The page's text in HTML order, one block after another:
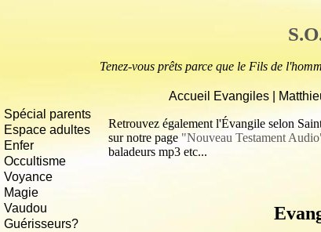
Tenez-vous prêts parce que le Fils de
Accueil Evangiles
Spécial parents
Espace adultes
Enfer
Occultisme
Voyance
Magie
Vaudou
Guérisseurs?
Retrouvez également l'Évangile selon
sur notre page "Nouveau Testament
baladeurs mp3 etc...